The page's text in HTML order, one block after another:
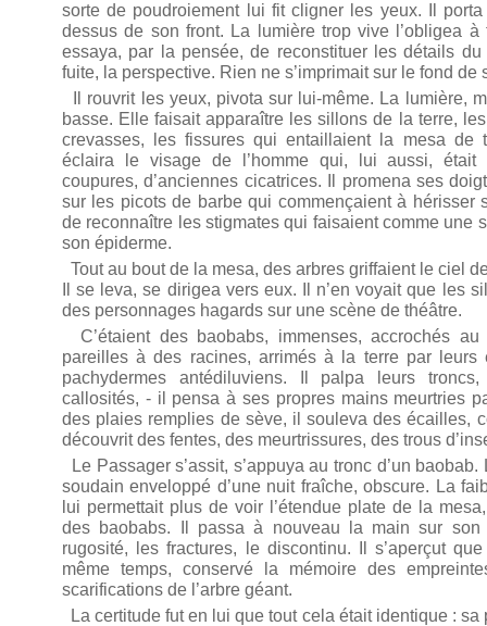
sorte de poudroiement lui fit cligner les yeux. Il
dessus de son front. La lumière trop vive l’obligea
essaya, par la pensée, de reconstituer les détails
fuite, la perspective. Rien ne s’imprimait sur le fond de
Il rouvrit les yeux, pivota sur lui-même. La lumière,
basse. Elle faisait apparaître les sillons de la terre,
crevasses, les fissures qui entaillaient la mesa de
éclaira le visage de l’homme qui, lui aussi, était
coupures, d’anciennes cicatrices. Il promena ses
sur les picots de barbe qui commençaient à hérisser
de reconnaître les stigmates qui faisaient comme une
son épiderme.
Tout au bout de la mesa, des arbres griffaient le ciel
Il se leva, se dirigea vers eux. Il n’en voyait que les
des personnages hagards sur une scène de théâtre.
C’étaient des baobabs, immenses, accrochés
pareilles à des racines, arrimés à la terre par leurs
pachydermes antédiluviens. Il palpa leurs
callosités, - il pensa à ses propres mains meurtries
des plaies remplies de sève, il souleva des écailles,
découvrit des fentes, des meurtrissures, des trous
Le Passager s’assit, s’appuya au tronc d’un
soudain enveloppé d’une nuit fraîche, obscure. La
lui permettait plus de voir l’étendue plate de la
des baobabs. Il passa à nouveau la main sur
rugosité, les fractures, le discontinu. Il s’aperçut
même temps, conservé la mémoire des
scarifications de l’arbre géant.
La certitude fut en lui que tout cela était identique : sa